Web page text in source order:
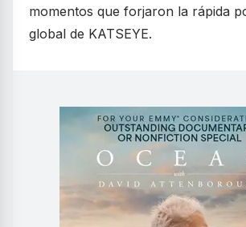
momentos que forjaron la rápida
global de KATSEYE.